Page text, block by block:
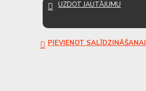
UZDOT JAUTĀJUMU
PIEVIENOT SALĪDZINĀŠANAI